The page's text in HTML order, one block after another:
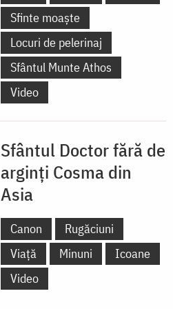
Sfinte moaște
Locuri de pelerinaj
Sfântul Munte Athos
Video
Sfântul Doctor fără de
arginți Cosma din
Asia
Canon
Rugăciuni
Viață
Minuni
Icoane
Video